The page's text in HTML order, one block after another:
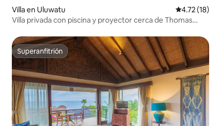
Villa en Uluwatu Calificación
4.72 (18)
Villa privada con piscina y proyector cerca de Thomas
Superanfitrión
Superanfitrión